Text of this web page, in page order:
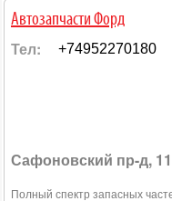
Автозапчасти Форд
Тел: +74952270180
Сафоновский пр-д,
Полный спектр запасных